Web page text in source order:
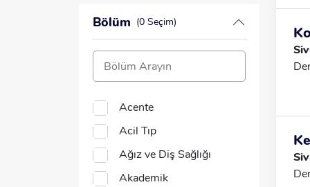
Görevlisi
Analist
Animatör
Anketör
AR-GE ve Kalite Uzmanı
Arayüz Geliştirme
Uzmanı
Bölüm (0 Seçim)
Acente
Acil Tıp
Ağız ve Diş Sağlığı
Akademik